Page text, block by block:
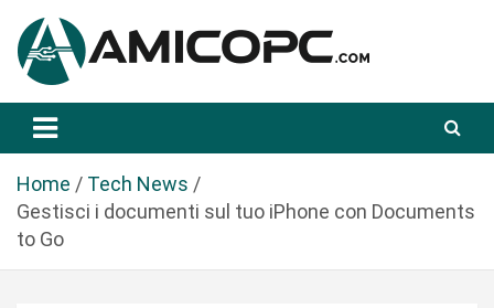
a
Amicopc.com
Home
Tech News
Gestisci i documenti sul tuo iPhone con Documents
to Go